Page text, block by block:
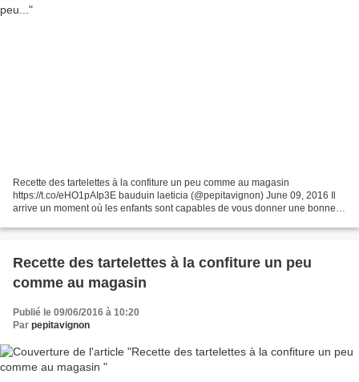
Recette des tartelettes à la confiture un peu comme au magasin
https://t.co/eHO1pAIp3E bauduin laeticia (@pepitavignon) June 09, 2016 Il
arrive un moment où les enfants sont capables de vous donner une bonne
Recette des tartelettes à la confiture un peu
comme au magasin
Publié le 09/06/2016 à 10:20
Par pepitavignon